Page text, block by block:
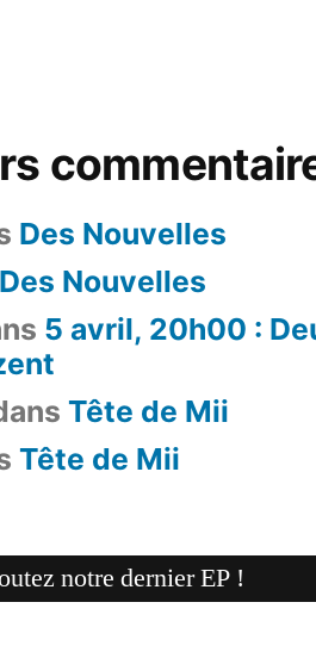
Des Nouvelles
Des Nouvelles
5 avril, 20h00 :
Tête de Mii
Tête de Mii
notre dernier EP !